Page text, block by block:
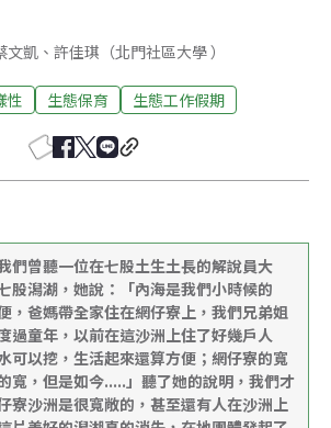
文凱、許佳琪（北門社區大學 ）
性 生態保育 生態工作假期
們曾聽一位在七股土生土長的解說員大
股潟湖，她說：「內海是我們小時候的
，爸媽帶全家住在網仔寮上，我們兄弟姐
過童年，以前在這沙洲上住了好幾戶人
可以挖，生活起來還算方便；網仔寮的寬
寬，但是如今.....」聽了她的說明，我們才
寮沙洲是很寬敞的，甚至還有人在沙洲上